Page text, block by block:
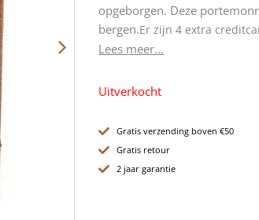
opgeborgen. Deze
bergen.Er zijn 4 extra
Lees meer...
Uitverkocht
Gratis verzending boven €50
Gratis retour
2 jaar garantie